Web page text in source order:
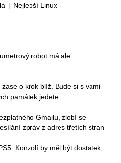
| Nejlepší Linux
robot má ale
o krok blíž. Bude si s vámi
památek jedete
Gmailu, zlobí se
zpráv z adres třetích stran
Konzolí by měl být dostatek,